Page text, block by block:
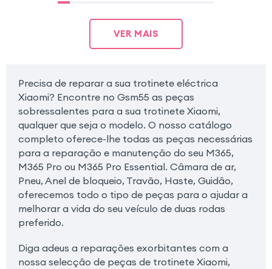
VER MAIS
Precisa de reparar a sua trotinete eléctrica
Xiaomi? Encontre no Gsm55 as peças
sobressalentes para a sua trotinete Xiaomi,
qualquer que seja o modelo. O nosso catálogo
completo oferece-lhe todas as peças necessárias
para a reparação e manutenção do seu M365,
M365 Pro ou M365 Pro Essential. Câmara de ar,
Pneu, Anel de bloqueio, Travão, Haste, Guidão,
oferecemos todo o tipo de peças para o ajudar a
melhorar a vida do seu veículo de duas rodas
preferido.
Diga adeus a reparações exorbitantes com a
nossa selecção de peças de trotinete Xiaomi,